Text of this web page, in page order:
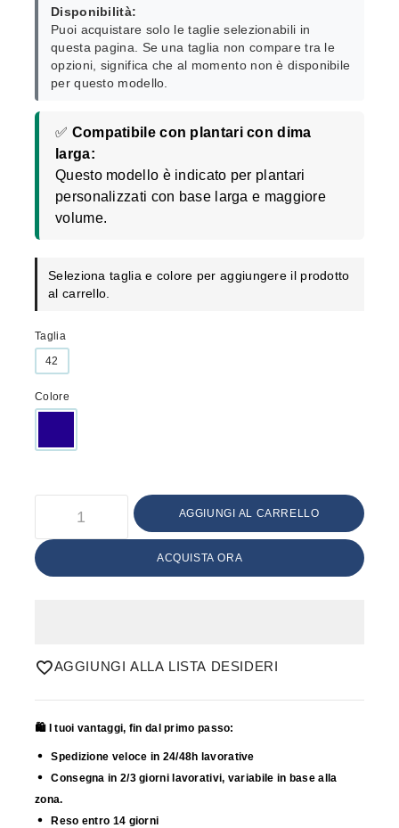
Disponibilità:
Puoi acquistare solo le taglie selezionabili in
questa pagina. Se una taglia non compare tra le
opzioni, significa che al momento non è disponibile
per questo modello.
✅ Compatibile con plantari con dima
larga:
Questo modello è indicato per plantari
personalizzati con base larga e maggiore
volume.
Seleziona taglia e colore per aggiungere il prodotto
al carrello.
Taglia
42
Colore
AGGIUNGI AL CARRELLO
ACQUISTA ORA
AGGIUNGI ALLA LISTA DESIDERI
🛍️ I tuoi vantaggi, fin dal primo passo:
Spedizione veloce in 24/48h lavorative
Consegna in 2/3 giorni lavorativi, variabile in base alla
zona.
Reso entro 14 giorni